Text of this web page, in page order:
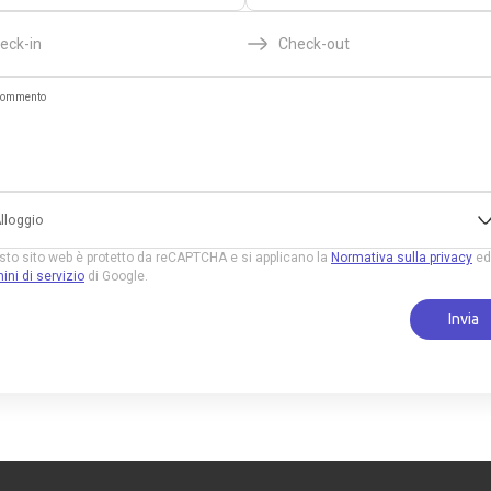
in Check-out
sito web è protetto da reCAPTCHA e si applicano la Normativa sulla privacy
di servizio di Google.
Invia